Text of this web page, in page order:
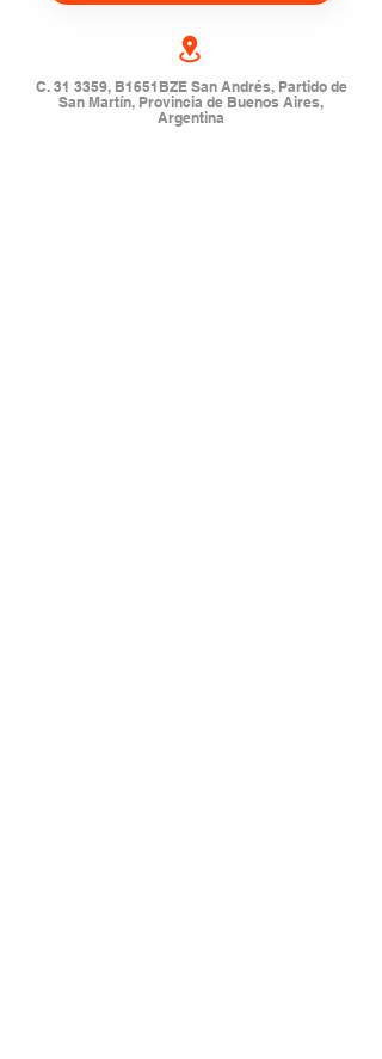
C. 31 3359, B1651BZE San Andrés, Partido de
San Martín, Provincia de Buenos Aires,
Argentina